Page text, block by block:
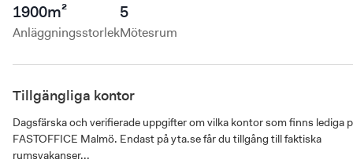
1900m²
Anläggningsstorlek
5
Mötesrum
Tillgängliga kontor
Dagsfärska och verifierade uppgifter om vilka kontor som finns lediga
FASTOFFICE Malmö. Endast på yta.se får du tillgång till faktiska
rumsvakanser...